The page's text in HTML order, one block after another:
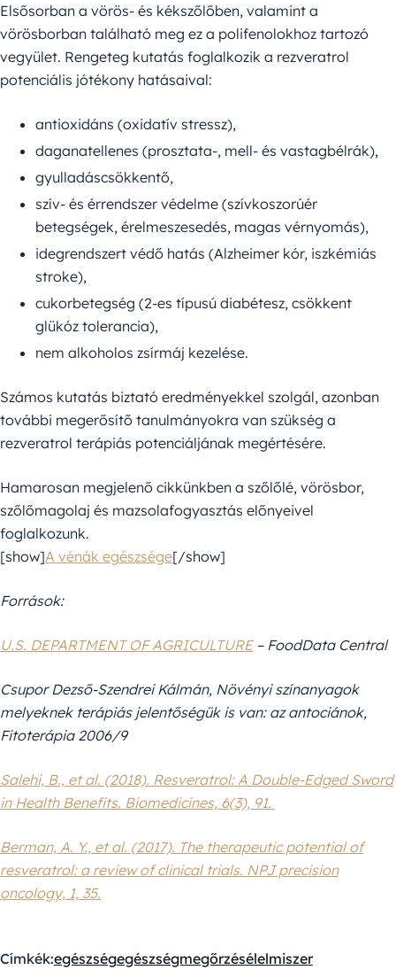
Elsősorban a vörös- és kékszőlőben, valamint a
vörösborban található meg ez a polifenolokhoz tartozó
vegyület. Rengeteg kutatás foglalkozik a rezveratrol
potenciális jótékony hatásaival:
antioxidáns (oxidatív stressz),
daganatellenes (prosztata-, mell- és vastagbélrák),
gyulladáscsökkentő,
szív- és érrendszer védelme (szívkoszorúér
betegségek, érelmeszesedés, magas vérnyomás),
idegrendszert védő hatás (Alzheimer kór, iszkémiás
stroke),
cukorbetegség (2-es típusú diabétesz, csökkent
glükóz tolerancia),
nem alkoholos zsírmáj kezelése.
Számos kutatás biztató eredményekkel szolgál, azonban
további megerősítő tanulmányokra van szükség a
rezveratrol terápiás potenciáljának megértésére.
Hamarosan megjelenő cikkünkben a szőlőlé, vörösbor,
szőlőmagolaj és mazsolafogyasztás előnyeivel
foglalkozunk.
[show]A vénák egészsége[/show]
Források:
U.S. DEPARTMENT OF AGRICULTURE– FoodData Central
Csupor Dezső-Szendrei Kálmán, Növényi színanyagok
melyeknek terápiás jelentőségük is van: az antociánok,
Fitoterápia 2006/9
Salehi, B., et al. (2018). Resveratrol: A Double-Edged Sword
in Health Benefits. Biomedicines, 6(3), 91.
Berman, A. Y., et al. (2017). The therapeutic potential of
resveratrol: a review of clinical trials. NPJ precision
oncology, 1, 35.
Címkék:egészségegészségmegőrzésélelmiszer